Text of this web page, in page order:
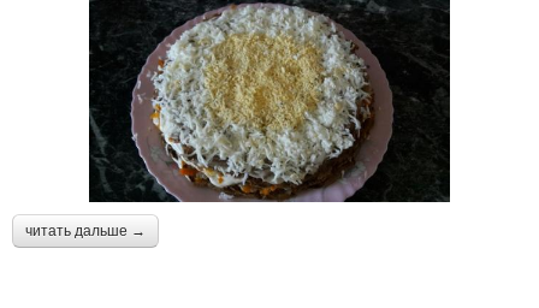
читать дальше →